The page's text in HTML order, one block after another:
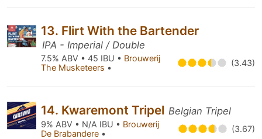
13. Flirt With the Bartender
IPA - Imperial / Double
7.5% ABV • 45 IBU • Brouwerij
The Musketeers • (3.43)
14. Kwaremont Tripel Belgian Tripel
9% ABV • N/A IBU • Brouwerij
De Brabandere • (3.67)